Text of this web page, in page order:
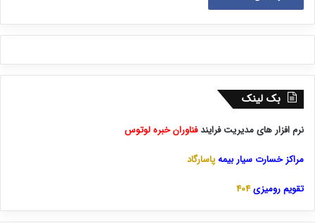
بک لینک
نرم افزار های مدیریت فرایندفناوران خبره لوتوس
مراکز خسارت سیار بیمهپاسارگاد
تقویم رومیزی404